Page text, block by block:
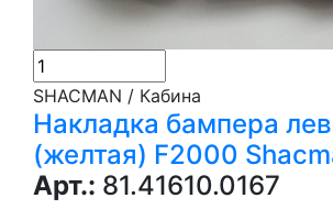
SHACMAN / Кабина
Накладка бампера
(желтая) F2000
Арт.: 81.41610.0167